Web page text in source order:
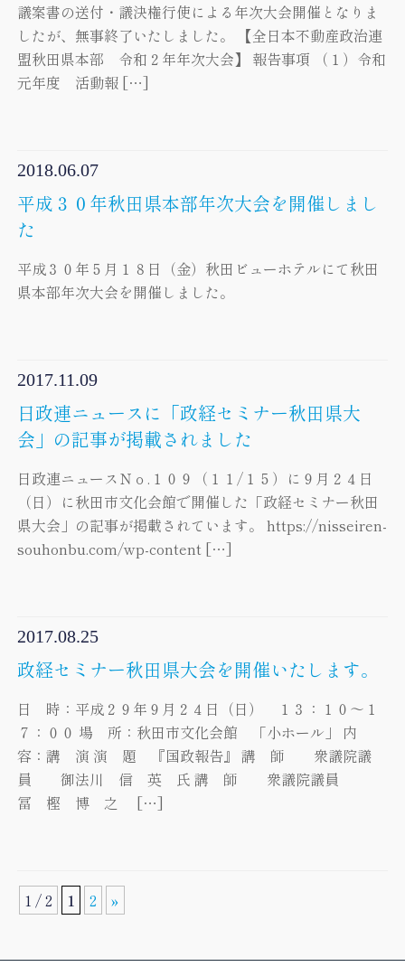
議案書の送付・議決権行使による年次大会開催となりま
したが、無事終了いたしました。 【全日本不動産政治連
盟秋田県本部 令和２年年次大会】 報告事項 （１）令和
元年度 活動報 […]
2018.06.07
平成３０年秋田県本部年次大会を開催しまし
た
平成３０年５月１８日（金）秋田ビューホテルにて秋田
県本部年次大会を開催しました。
2017.11.09
日政連ニュースに「政経セミナー秋田県大
会」の記事が掲載されました
日政連ニュースＮｏ.１０９（１１/１５）に９月２４日
（日）に秋田市文化会館で開催した「政経セミナー秋田
県大会」の記事が掲載されています。 https://nisseiren-
souhonbu.com/wp-content […]
2017.08.25
政経セミナー秋田県大会を開催いたします。
日 時：平成２９年９月２４日（日） １３：１０～１
７：００ 場 所：秋田市文化会館 「小ホール」 内
容：講 演 演 題 『国政報告』 講 師 衆議院議
員 御法川 信 英 氏 講 師 衆議院議員
冨 樫 博 之 […]
1 / 2 1 2 »